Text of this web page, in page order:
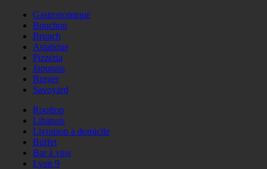
Gastronomique
Bouchon
Brunch
Asiatique
Pizzéria
Japonais
Burger
Savoyard
Rooftop
Libanais
Livraison à domicile
Buffet
Bar à vins
Lyon 9